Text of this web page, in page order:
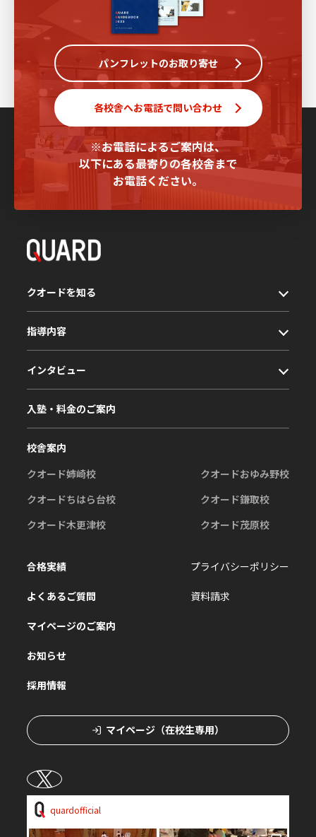
パンフレットのお取り寄せ
各校舎へお電話で問い合わせ
※お電話によるご案内は、
以下にある最寄りの各校舎まで
お電話ください。
クオードを知る
指導内容
校舎案内
クオード姉崎校
クオードちはら台校
クオード木更津校
クオードおゆみ野校
クオード鎌取校
クオード茂原校
インタビュー
入塾・料金のご案内
合格実績
よくあるご質問
マイページのご案内
お知らせ
採用情報
プライバシーポリシー
資料請求
マイページ（在校生専用）
quardofficial